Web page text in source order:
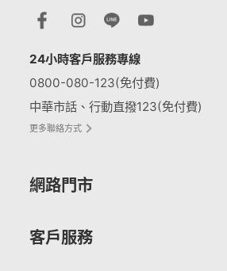
24小時客戶服務專線
0800-080-123(免付費)
中華市話、行動直撥123(免付費)
更多聯絡方式
網路門市
客戶服務